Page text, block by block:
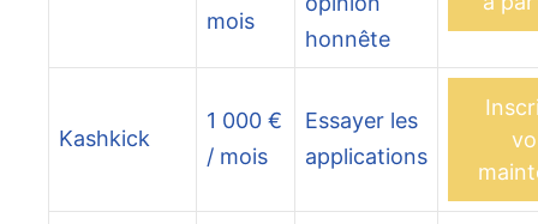
mois
honnête
Kashkick
1 000 €
/ mois
Essayer les
applications